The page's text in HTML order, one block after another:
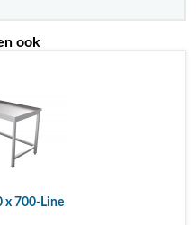
ook
x 700-Line